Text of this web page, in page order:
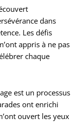
dans
Les défis
appris à ne pas
chaque
est un processus
ont enrichi
ouvert les yeux